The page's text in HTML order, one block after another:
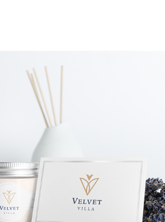
Velvet Villa
2022